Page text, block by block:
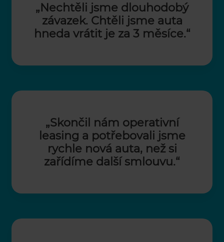
„Nechtěli jsme dlouhodobý
závazek. Chtěli jsme auta
hneda vrátit je za 3 měsíce.“
„Skončil nám operativní
leasing a potřebovali jsme
rychle nová auta, než si
zařídíme další smlouvu.“